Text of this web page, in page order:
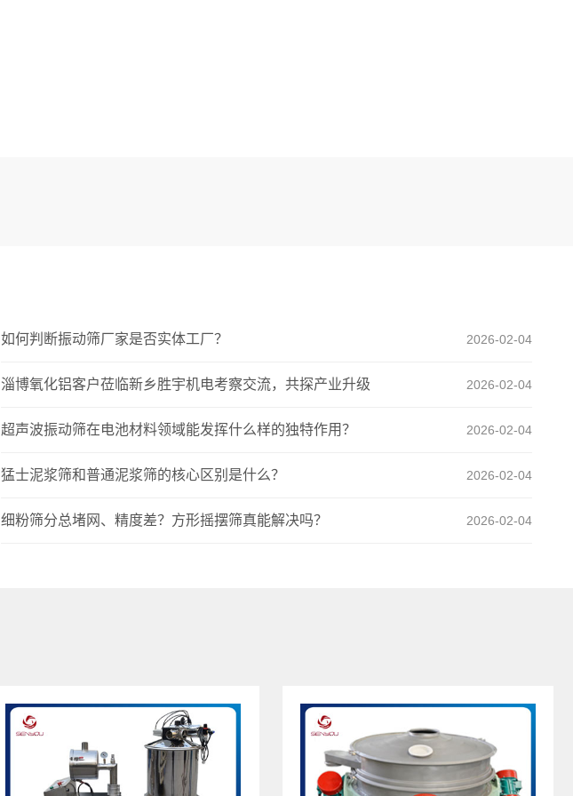
2026-02-04
如何判断振动筛厂家是否实体工厂？
2026-02-04
淄博氧化铝客户莅临新乡胜宇机电考察交流，共探产业升级
2026-02-04
超声波振动筛在电池材料领域能发挥什么样的独特作用？
2026-02-04
猛士泥浆筛和普通泥浆筛的核心区别是什么？
2026-02-04
细粉筛分总堵网、精度差？方形摇摆筛真能解决吗？